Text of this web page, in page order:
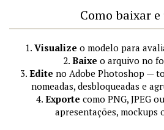
Como baixar e
1. Visualize o modelo para
2. Baixe o arquivo no
3. Edite no Adobe Photoshop —
nomeadas, desbloqueadas e
4. Exporte como PNG, JPEG
apresentações, mockups